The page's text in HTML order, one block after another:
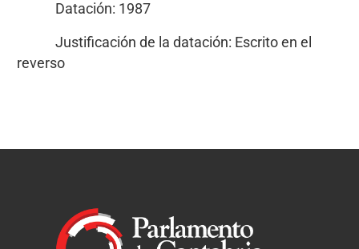
Datación: 1987
Justificación de la datación: Escrito en el
reverso